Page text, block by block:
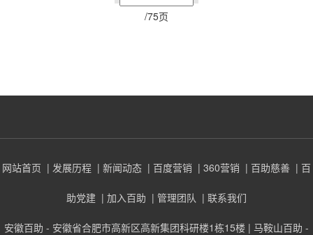
/75页
网站首页 | 发展历程 | 新闻动态 | 百度营销 | 360营销 | 百助慈善 | 百
助党建 | 加入百助 | 管理团队 | 联系我们
安徽百助 - 安徽省合肥市高新区高新集团科研楼1栋15楼 | 马鞍山百助 -